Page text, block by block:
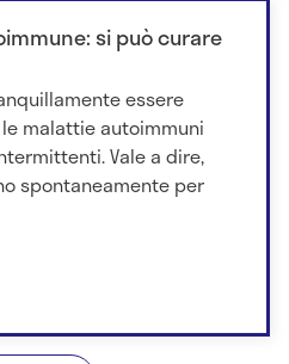
si può curare
essere
malattie autoimmuni
Vale a dire,
spontaneamente per